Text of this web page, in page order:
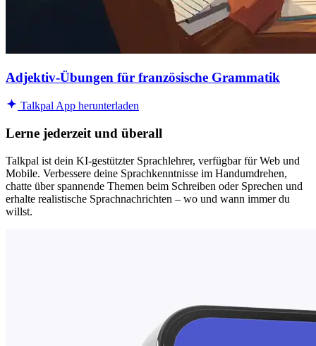
Adjektiv-Übungen für französische Grammatik
Talkpal App herunterladen
Lerne jederzeit und überall
Talkpal ist dein KI-gestützter Sprachlehrer, verfügbar für Web und
Mobile. Verbessere deine Sprachkenntnisse im Handumdrehen,
chatte über spannende Themen beim Schreiben oder Sprechen und
erhalte realistische Sprachnachrichten – wo und wann immer du
willst.